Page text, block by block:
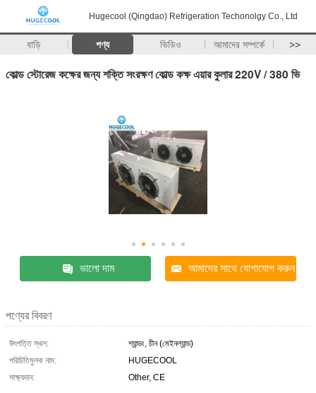
Hugecool (Qingdao) Refrigeration Techonolgy Co., Ltd
বাড়ি পণ্য ভিডিও আমাদের সম্পর্কে >>
কোল্ড স্টোরেজ কক্ষের জন্য শক্তি সংরক্ষণ কোল্ড কক্ষ এয়ার কুলার 220V / 380 ভি
ভালো দাম আমাদের সাথে যোগাযোগ করুন
পণ্যের বিবরণ
উৎপত্তি স্থল:
শ্যান্ডং, চীন (মেইনল্যান্ড)
পরিচিতিমুলক নাম:
HUGECOOL
সাক্ষ্যদান:
Other, CE